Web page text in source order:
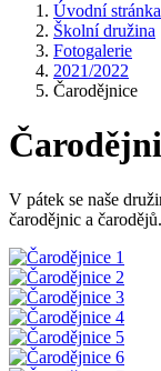
Úvodní stránka
Školní družina
Fotogalerie
2021/2022
Čarodějnice
V pátek se naše
čarodějnic a čarodějů.